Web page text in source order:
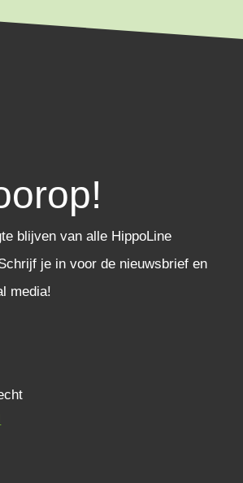
blijven van alle HippoLine
je in voor de nieuwsbrief en
media!